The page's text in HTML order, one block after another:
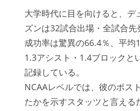
大学時代に目を向けると、
ズンは32試合出場・全試合
成功率は驚異の66.4％、平均
1.3アシスト・1.4ブロックと
記録している。
NCAAレベルでは、彼のポス
たかを示すスタッツと言える